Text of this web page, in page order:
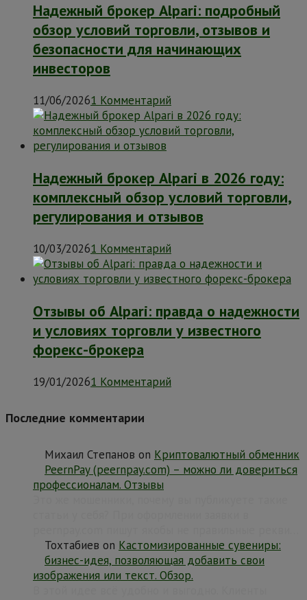
Надежный брокер Alpari: подробный
обзор условий торговли, отзывов и
безопасности для начинающих
инвесторов
11/06/20261 Комментарий
Надежный брокер Alpari в 2026 году:
комплексный обзор условий торговли,
регулирования и отзывов
10/03/20261 Комментарий
Отзывы об Alpari: правда о надежности
и условиях торговли у известного
форекс-брокера
19/01/20261 Комментарий
Последние комментарии
Михаил Степанов on Криптовалютный обменник
PeernPay (peernpay.com) – можно ли довериться
профессионалам. Отзывы
Тохтабиев on Кастомизированные сувениры:
бизнес-идея, позволяющая добавить свои
изображения или текст. Обзор.